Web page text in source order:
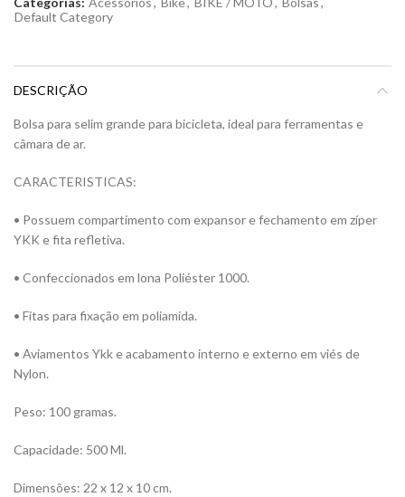
Default Category
DESCRIÇÃO
Bolsa para selim grande para bicicleta, ideal para ferramentas e
câmara de ar.
CARACTERISTICAS:
• Possuem compartimento com expansor e fechamento em zíper
YKK e fita refletiva.
• Confeccionados em lona Poliéster 1000.
• Fitas para fixação em poliamida.
• Aviamentos Ykk e acabamento interno e externo em viés de
Nylon.
Peso: 100 gramas.
Capacidade: 500 Ml.
Dimensões: 22 x 12 x 10 cm.